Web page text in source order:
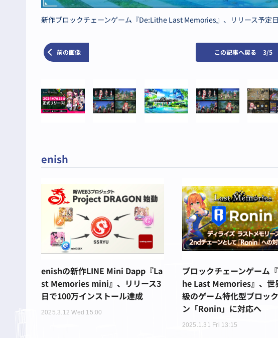
新作ブロックチェーンゲーム『De:Lithe Last Memories』、リリース予定
前の画像 この記事へ戻る 3/5
enish
enishの新作LINE Mini Dapp『La
st Memories mini』、リリース3
日で100万インストール達成
2025.3.12 Wed 15:00
ブロックチェーンゲーム
he Last Memories』、世
級のゲーム特化型ブロッ
ン「Ronin」に対応へ
2025.1.31 Fri 13:15